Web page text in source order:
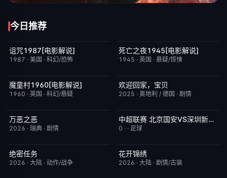
今日推荐
已完结
诅咒1987[电影解说]
1987 · 美国 · 科幻/恐怖
已完结
死亡之夜1945[电影解说]
1945 · 英国 · 悬疑/惊悚
已完结
魔童村1960[电影解说]
1960 · 英国 · 科幻/悬疑
今日更新
欢迎回家，宝贝
2025 · 奥地利 / 德国 · 剧情
今日更新
万恶之恶
2026 · 瑞典 · 剧情
已完结 5.0中超联赛 北京国安VS深圳新鹏城20260807
0 · · 足球
今日更新
绝密任务
2026 · 大陆 · 动作/战争
更新至第4集
花开锦绣
2026 · 大陆 · 剧情/古装